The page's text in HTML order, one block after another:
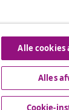
Alle cookies
Alles
Cookie-